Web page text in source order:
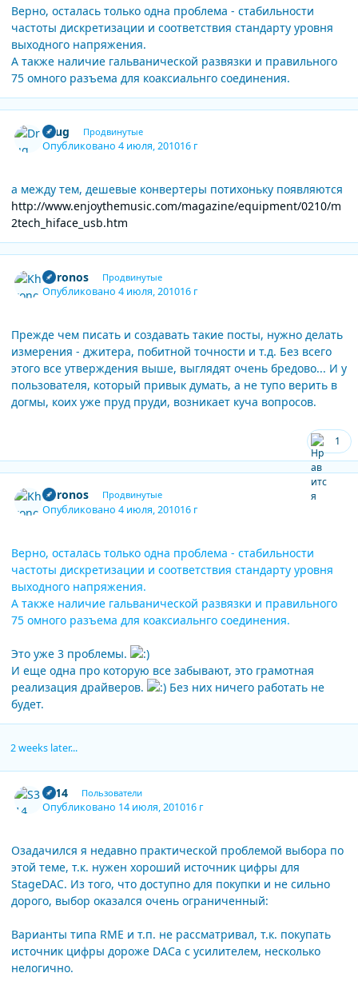
Верно, осталась только одна проблема - стабильности
частоты дискретизации и соответствия стандарту уровня
выходного напряжения.
А также наличие гальванической развязки и правильного
75 омного разъема для коаксиальнго соединения.
Drug Продвинутые
Опубликовано4 июля, 201016 г
а между тем, дешевые конвертеры потихоньку появляются
http://www.enjoythemusic.com/magazine/equipment/0210/m
2tech_hiface_usb.htm
Khronos Продвинутые
Опубликовано4 июля, 201016 г
Прежде чем писать и создавать такие посты, нужно делать
измерения - джитера, побитной точности и т.д. Без всего
этого все утверждения выше, выглядят очень бредово... И у
пользователя, который привык думать, а не тупо верить в
догмы, коих уже пруд пруди, возникает куча вопросов.
1
Khronos Продвинутые
Опубликовано4 июля, 201016 г
Верно, осталась только одна проблема - стабильности
частоты дискретизации и соответствия стандарту уровня
выходного напряжения.
А также наличие гальванической развязки и правильного
75 омного разъема для коаксиальнго соединения.
Это уже 3 проблемы.
И еще одна про которую все забывают, это грамотная
реализация драйверов.
Без них ничего работать не
будет.
2 weeks later...
S314 Пользователи
Опубликовано 14 июля, 201016 г
Озадачился я недавно практической проблемой выбора по
этой теме, т.к. нужен хороший источник цифры для
StageDAC. Из того, что доступно для покупки и не сильно
дорого, выбор оказался очень ограниченный:
Варианты типа RME и т.п. не рассматривал, т.к. покупать
источник цифры дороже DACa c усилителем, несколько
нелогично.